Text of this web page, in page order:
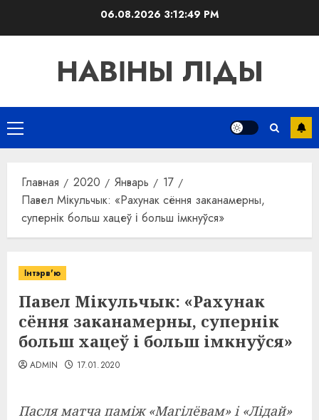
06.08.2026 3:12:50 PM
НАВІНЫ ЛІДЫ
Основное
меню
Главная 2020 Январь
17
Павел Мікульчык: «Рахунак сёння заканамерны,
супернік больш хацеў і больш імкнуўся»
Інтэрв'ю
Павел Мікульчык: «Рахунак
сёння заканамерны, супернік
больш хацеў і больш імкнуўся»
ADMIN 17.01.2020
Пасля матча паміж «Магілёвам» і «Лідай»